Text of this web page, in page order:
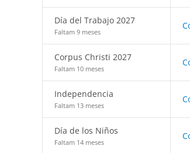
Día del Trabajo 2027
Faltam 9 meses
Corpus Christi 2027
Faltam 10 meses
Independencia
Faltam 13 meses
Día de los Niños
Faltam 14 meses